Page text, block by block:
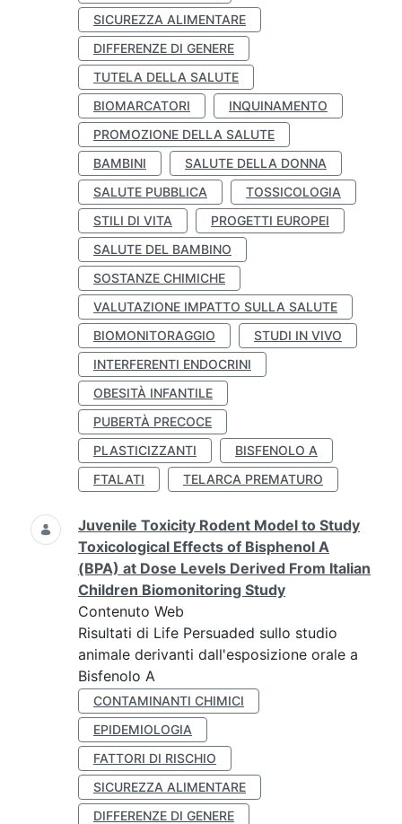
SICUREZZA ALIMENTARE
DIFFERENZE DI GENERE
TUTELA DELLA SALUTE
BIOMARCATORI
INQUINAMENTO
PROMOZIONE DELLA SALUTE
BAMBINI
SALUTE DELLA DONNA
SALUTE PUBBLICA
TOSSICOLOGIA
STILI DI VITA
PROGETTI EUROPEI
SALUTE DEL BAMBINO
SOSTANZE CHIMICHE
VALUTAZIONE IMPATTO SULLA SALUTE
BIOMONITORAGGIO
STUDI IN VIVO
INTERFERENTI ENDOCRINI
OBESITÀ INFANTILE
PUBERTÀ PRECOCE
PLASTICIZZANTI
BISFENOLO A
FTALATI
TELARCA PREMATURO
Juvenile Toxicity Rodent Model to Study
Toxicological Effects of Bisphenol A
(BPA) at Dose Levels Derived From Italian
Children Biomonitoring Study
Contenuto Web
Risultati di Life Persuaded sullo studio
animale derivanti dall'esposizione orale a
Bisfenolo A
CONTAMINANTI CHIMICI
EPIDEMIOLOGIA
FATTORI DI RISCHIO
SICUREZZA ALIMENTARE
DIFFERENZE DI GENERE